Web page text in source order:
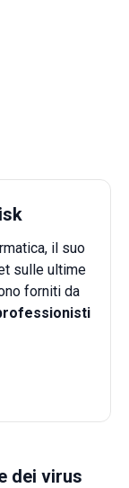
il suo
sulle ultime
forniti da
dei virus